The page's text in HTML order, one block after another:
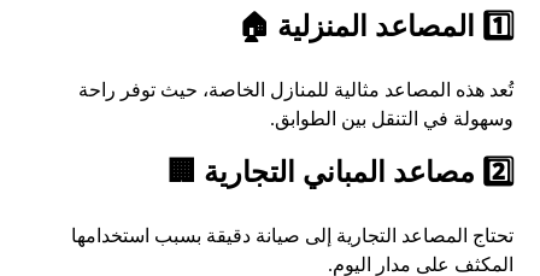
1️⃣ المصاعد المنزلية 🏠
تُعد هذه المصاعد مثالية للمنازل الخاصة، حيث توفر راحة
وسهولة في التنقل بين الطوابق.
2️⃣ مصاعد المباني التجارية 🏢
تحتاج المصاعد التجارية إلى صيانة دقيقة بسبب استخدامها
المكثف على مدار اليوم.